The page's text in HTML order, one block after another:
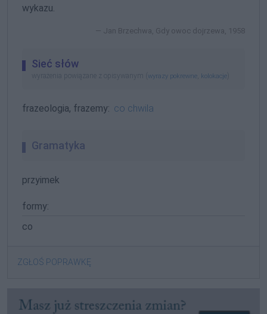
wykazu.
Jan Brzechwa, Gdy owoc dojrzewa, 1958
Sieć słów
wyrażenia powiązane z opisywanym ( wyrazy pokrewne kolokacje
frazeologia, frazemy: co chwila
Gramatyka
przyimek
formy:
co
ZGŁOŚ POPRAWKĘ